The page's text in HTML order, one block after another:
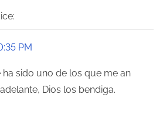
PM
sido uno de los que me an
Dios los bendiga.